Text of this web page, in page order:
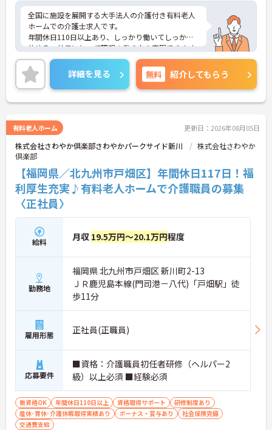
全国に施設を展開する大手法人の介護付き有料老人
ホームでの介護士求人です。
年間休日110日以上あり、しっかり働いてしっかり
休める、社員にとって理想の働き方を実現できます
◎
福利厚生が充実、残業が少なめと働きやすい環境で
す！
ご興味ある方には、面接対策ポイントなど、さらに
詳細をお話しいたしますのでお気軽にご相談くださ
詳細を見る 無料 紹介してもらう
有料老人ホーム 更新日：2026年08月05日
株式会社さわやか倶楽部さわやかパークサイド新川
株式会社さわやか
倶楽部
【福岡県／北九州市戸畑区】年間休日117日！福
利厚生充実♪有料老人ホームで介護職員の募集
〈正社員〉
給料 月収 19.5万円～20.1万円程度
勤務地
福岡県 北九州市戸畑区 新川町2-13
ＪＲ鹿児島本線(門司港－八代)「戸畑駅」徒
歩11分
雇用形態 正社員(正職員)
応募要件
■資格：介護職員初任者研修（ヘルパー2
級）以上必須 ■経験必須
無資格OK 年間休日110日以上 資格取得サポート
研修制度あり
産休･育休･介護休暇取得実績あり
ボーナス・賞与あり
社会保険完備
交通費支給